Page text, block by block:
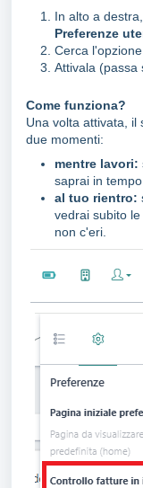
In alto a
Preferenze
Cerca l'opzione
Attivala (passa
Come funziona?
Una volta attivata, il
due momenti:
mentre lavori:
saprai in tempo
al tuo rientro:
vedrai subito
non c'eri.